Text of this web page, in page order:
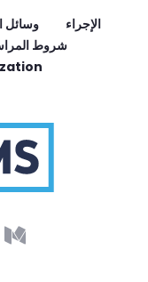
وسائل
الإجراء
شروط